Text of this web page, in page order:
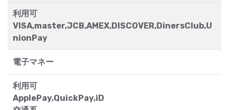
利用可
VISA,master,JCB,AMEX,DISCOVER,DinersClub,U
nionPay
電子マネー
利用可
ApplePay,QuickPay,iD